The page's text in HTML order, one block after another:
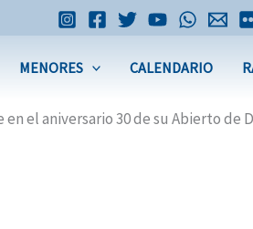
MENORES CALENDARIO
en el aniversario 30 de su Abierto de